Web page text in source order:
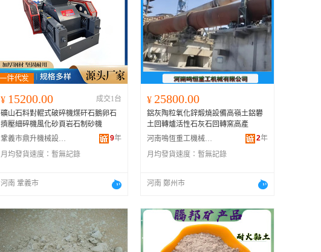
¥ 15200.00
成交1台
礦山石料對輥式破碎機煤矸石鵝卵石
擠壓細碎機風化砂頁岩石制砂機
鞏義市鼎升機械設備有限公司
9年
月均發貨速度： 暫無記錄
河南 鞏義市
¥ 25800.00
鋁灰陶粒氧化鋅煅燒設備高嶺土鋁礬
土回轉爐活性石灰石回轉窯高產
河南鳴恆重工機械有限公司
2年
月均發貨速度： 暫無記錄
河南 鄭州市